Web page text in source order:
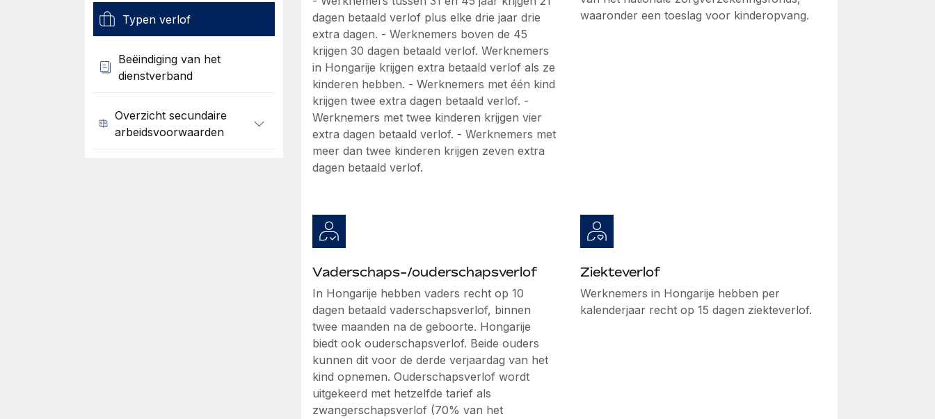
Typen verlof
Beëindiging van het
dienstverband
Overzicht secundaire
arbeidsvoorwaarden
dagen betaald verlof plus elke drie jaar drie
extra dagen. - Werknemers boven de 45
krijgen 30 dagen betaald verlof. Werknemers
in Hongarije krijgen extra betaald verlof als ze
kinderen hebben. - Werknemers met één kind
krijgen twee extra dagen betaald verlof. -
Werknemers met twee kinderen krijgen vier
extra dagen betaald verlof. - Werknemers met
meer dan twee kinderen krijgen zeven extra
dagen betaald verlof.
waaronder een toeslag voor kinderopvang.
Vaderschaps-/ouderschapsverlof
In Hongarije hebben vaders recht op 10
dagen betaald vaderschapsverlof, binnen
twee maanden na de geboorte. Hongarije
biedt ook ouderschapsverlof. Beide ouders
kunnen dit voor de derde verjaardag van het
kind opnemen. Ouderschapsverlof wordt
uitgekeerd met hetzelfde tarief als
zwangerschapsverlof (70% van het
Ziekteverlof
Werknemers in Hongarije hebben per
kalenderjaar recht op 15 dagen ziekteverlof.